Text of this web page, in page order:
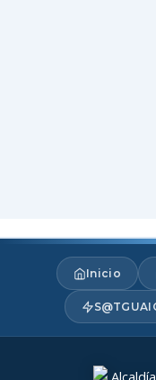
Inicio